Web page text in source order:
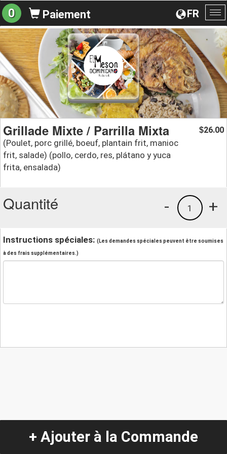
la
FR
0 Paiement
Grillade Mixte / Parrilla Mixta
(Poulet, porc grillé, boeuf, plantain frit, manioc
frit, salade) (pollo, cerdo, res, plátano y yuca
frita, ensalada)
$26.00
Quantité +
1
-
Instructions spéciales: (Les demandes spéciales peuvent être soumises
à des frais supplémentaires.)
+ Ajouter à la Commande